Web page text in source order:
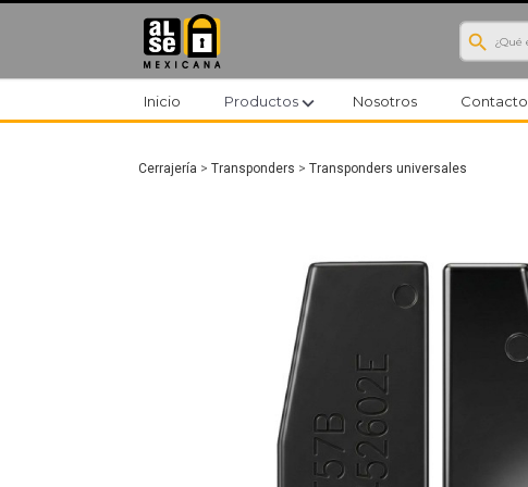
search
Inicio Productosexpand_more Nosotros Contacto
Cerrajería > Transponders > Transponders universales